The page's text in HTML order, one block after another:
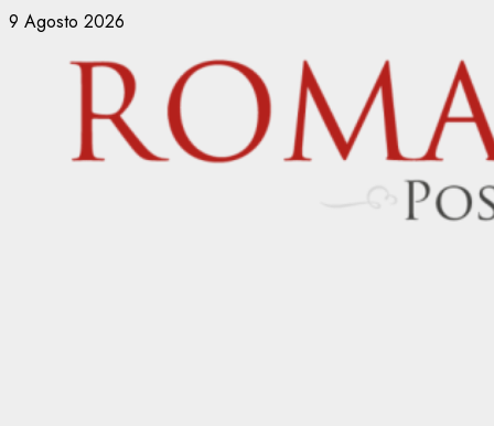
Vai
contenuto
9 Agosto 2026